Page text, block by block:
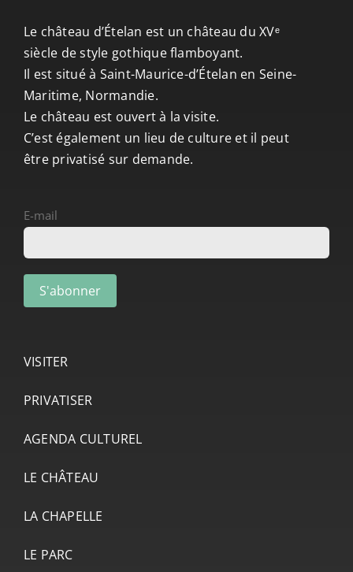
Le château d’Ételan est un château du XVᵉ
siècle de style gothique flamboyant.
Il est situé à Saint-Maurice-d’Ételan en Seine-
Maritime, Normandie.
Le château est ouvert à la visite.
C’est également un lieu de culture et il peut
être privatisé sur demande.
E-mail
VISITER
PRIVATISER
AGENDA CULTUREL
LE CHÂTEAU
LA CHAPELLE
LE PARC